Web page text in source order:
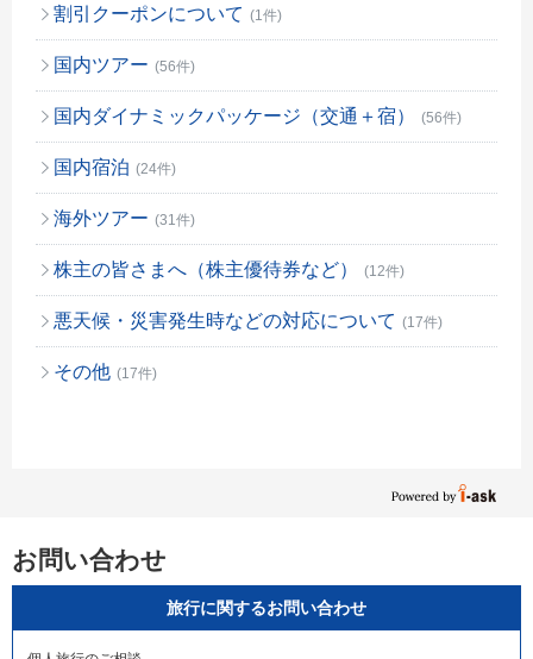
割引クーポンについて (1件)
国内ツアー (56件)
国内ダイナミックパッケージ（交通＋宿） (56件)
国内宿泊 (24件)
海外ツアー (31件)
株主の皆さまへ（株主優待券など） (12件)
悪天候・災害発生時などの対応について (17件)
その他 (17件)
お問い合わせ
旅行に関するお問い合わせ